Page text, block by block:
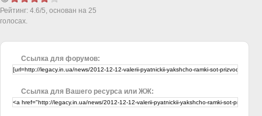
Рейтинг: 4.6/5, основан на 25
голосах.
Ссылка для форумов:
Ссылка для Вашего ресурса или ЖЖ: